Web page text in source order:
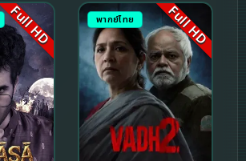
Full HD พากย์ไทย Full HD